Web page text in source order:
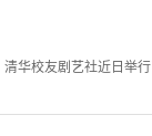
华校友剧艺社近日举行